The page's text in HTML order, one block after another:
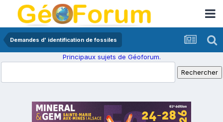
Demandes d' identification de fossiles
Principaux sujets de Géoforum.